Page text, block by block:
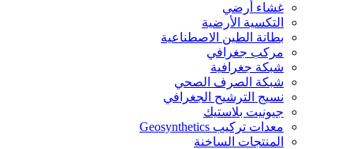
غشاء أرضي
التكسية الأرضية
بطانة الطين الاصطناعية
مركب جغرافي
شبكة جغرافية
شبكة الصرف الصحي
نسيج الترشيح الجغرافي
جيونيت بلاستيك
معدات تركيب Geosynthetics
المنتجات الساخنة